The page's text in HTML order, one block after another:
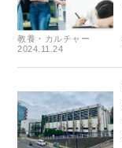
教養・カルチャー
2024.11.24